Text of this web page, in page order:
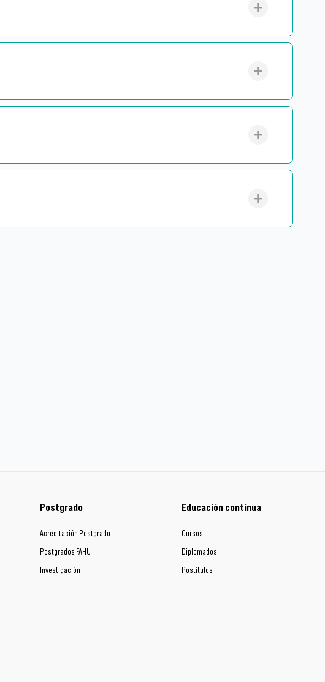
Postgrado
Acreditación Postgrado
Postgrados FAHU
Investigación
Educación continua
Cursos
Diplomados
Postítulos